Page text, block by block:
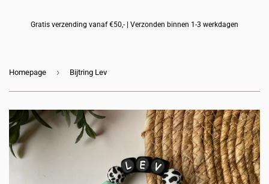
Gratis verzending vanaf €50,- | Verzonden binnen 1-3 werkdagen
Homepage › Bijtring Lev